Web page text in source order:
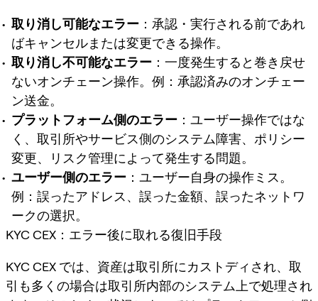
取り消し可能なエラー ：承認・実行される前であれ
ばキャンセルまたは変更できる操作。
取り消し不可能なエラー ：一度発生すると巻き戻せ
ないオンチェーン操作。例：承認済みのオンチェー
ン送金。
プラットフォーム側のエラー ：ユーザー操作ではな
く、取引所やサービス側のシステム障害、ポリシー
変更、リスク管理によって発生する問題。
ユーザー側のエラー ：ユーザー自身の操作ミス。
例：誤ったアドレス、誤った金額、誤ったネットワ
ークの選択。
KYC CEX：エラー後に取れる復旧手段
KYC CEX では、資産は取引所にカストディされ、取
引も多くの場合は取引所内部のシステム上で処理され